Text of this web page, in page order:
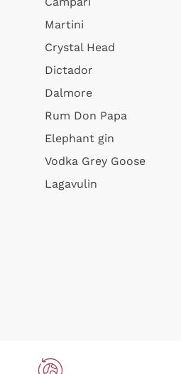
Martini
Crystal Head
Dictador
Dalmore
Rum Don Papa
Elephant gin
Vodka Grey Goose
Lagavulin